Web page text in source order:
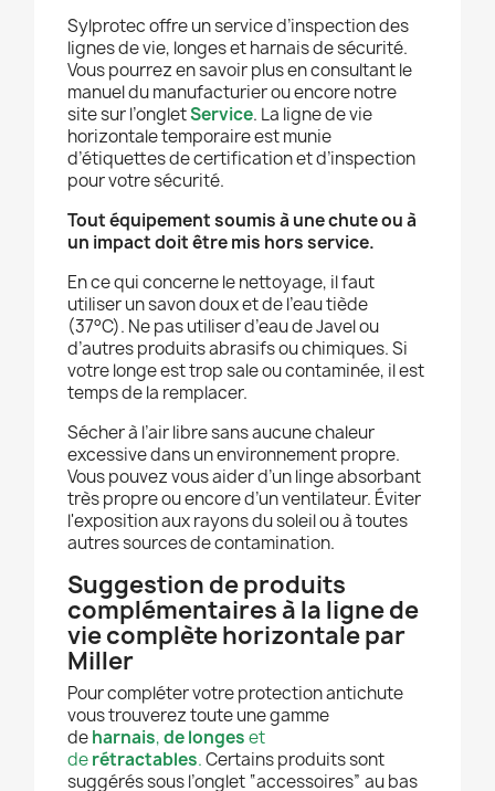
Sylprotec offre un service d’inspection des
lignes de vie, longes et harnais de sécurité.
Vous pourrez en savoir plus en consultant le
manuel du manufacturier ou encore notre
site sur l’ongletService. La ligne de vie
horizontale temporaire est munie
d’étiquettes de certification et d’inspection
pour votre sécurité.
Tout équipement soumis à une chute ou à
un impact doit être mis hors service.
En ce qui concerne le nettoyage, il faut
utiliser un savon doux et de l’eau tiède
(37°C). Ne pas utiliser d’eau de Javel ou
d’autres produits abrasifs ou chimiques. Si
votre longe est trop sale ou contaminée, il est
temps de la remplacer.
Sécher à l’air libre sans aucune chaleur
excessive dans un environnement propre.
Vous pouvez vous aider d’un linge absorbant
très propre ou encore d’un ventilateur. Éviter
l'exposition aux rayons du soleil ou à toutes
autres sources de contamination.
Suggestion de produits
complémentaires à la ligne de
vie complète horizontale par
Miller
Pour compléter votre protection antichute
vous trouverez toute une gamme
deharnais,de longeset
derétractables.Certains produits sont
suggérés sous l’onglet “accessoires” au bas